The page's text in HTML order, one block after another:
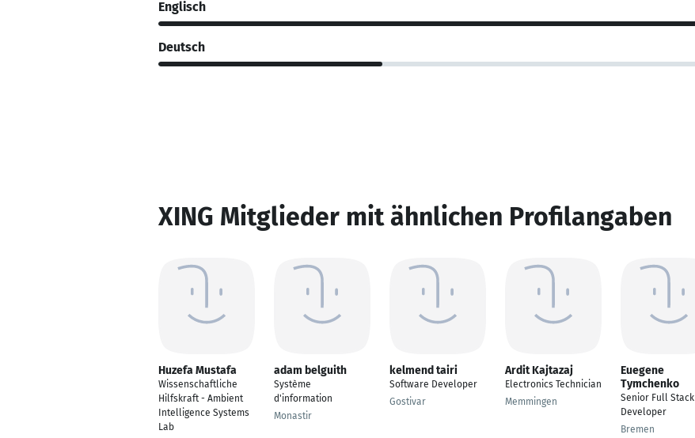
Englisch
Deutsch
XING Mitglieder mit ähnlichen Profilangaben
Huzefa Mustafa
Wissenschaftliche
Hilfskraft - Ambient
Intelligence Systems
Lab
adam belguith
Système
d'information
Monastir
kelmend tairi
Software Developer
Gostivar
Ardit Kajtazaj
Electronics Technician
Memmingen
Euegene
Tymchenko
Senior Full Stack
Developer
Bremen